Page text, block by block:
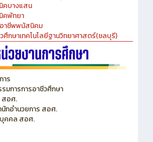
คบางแสน
คพัทยา
าชีพพนัสนิคม
ศึกษาเทคโนโลยีฐานวิทยาศาสตร์(ชลบุรี)
าร
มการการอาชีวศึกษา
สอศ.
กอำนวยการ สอศ.
คคล สอศ.